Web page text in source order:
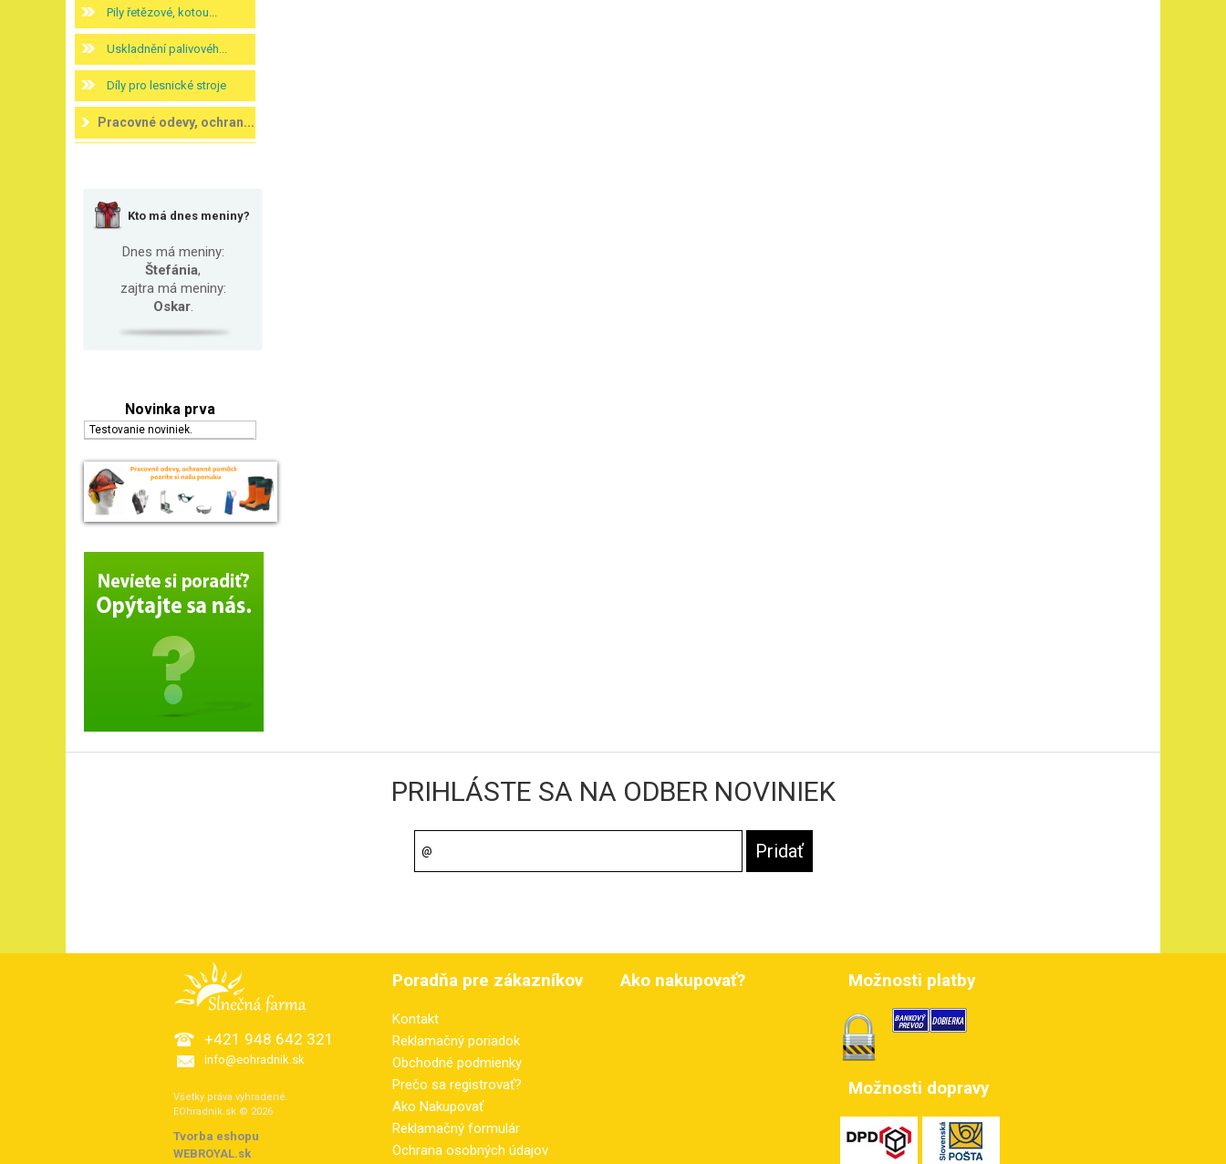
Pily řetězové, kotou...
Uskladnění palivovéh...
Díly pro lesnické stroje
Pracovné odevy, ochran...
Kto má dnes meniny?
Dnes má meniny:
Štefánia,
zajtra má meniny:
Oskar.
Novinka prva
Testovanie noviniek.
PRIHLÁSTE SA NA ODBER NOVINIEK
+421 948 642 321
info@eohradnik.sk
Všetky práva vyhradené.
EOhradnik.sk © 2026
Tvorba eshopu:
WEBROYAL.sk
Poradňa pre zákazníkov
Kontakt
Reklamačný poriadok
Obchodné podmienky
Prečo sa registrovať?
Ako Nakupovať
Reklamačný formulár
Ochrana osobných údajov
Ako nakupovať? Možnosti platby
Možnosti dopravy